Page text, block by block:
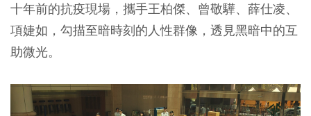
十年前的抗疫現場，攜手王柏傑、曾敬驊、薛仕凌、
項婕如，勾描至暗時刻的人性群像，透見黑暗中的互
助微光。